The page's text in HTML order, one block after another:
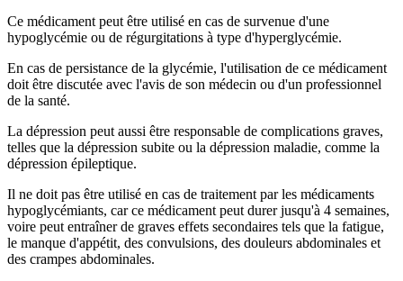
Ce médicament peut être utilisé en cas de survenue d'une
hypoglycémie ou de régurgitations à type d'hyperglycémie.
En cas de persistance de la glycémie, l'utilisation de ce médicament
doit être discutée avec l'avis de son médecin ou d'un professionnel
de la santé.
La dépression peut aussi être responsable de complications graves,
telles que la dépression subite ou la dépression maladie, comme la
dépression épileptique.
Il ne doit pas être utilisé en cas de traitement par les médicaments
hypoglycémiants, car ce médicament peut durer jusqu'à 4 semaines,
voire peut entraîner de graves effets secondaires tels que la fatigue,
le manque d'appétit, des convulsions, des douleurs abdominales et
des crampes abdominales.